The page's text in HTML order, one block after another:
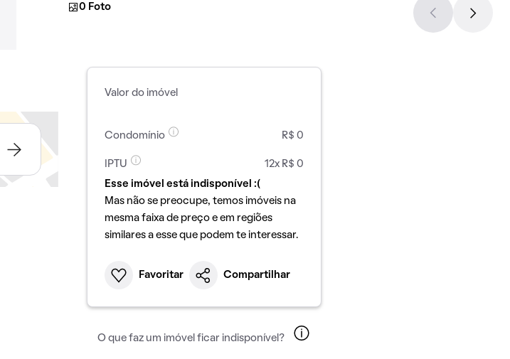
0 Foto
Valor do imóvel
Condomínio R$ 0
IPTU
12x R$ 0
Esse imóvel está indisponível :(
Mas não se preocupe, temos imóveis na
mesma faixa de preço e em regiões
similares a esse que podem te interessar.
Favoritar Compartilhar
O que faz um imóvel ficar indisponível?